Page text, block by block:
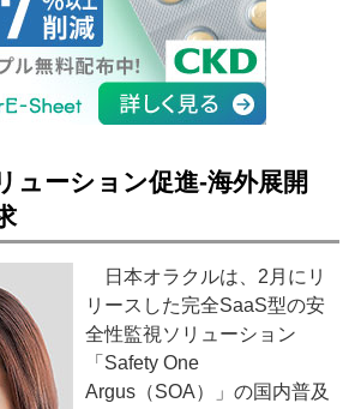
ューション促進‐海外展開
日本オラクルは、2月にリ
リースした完全SaaS型の安
全性監視ソリューション
「Safety One
Argus（SOA）」の国内普及